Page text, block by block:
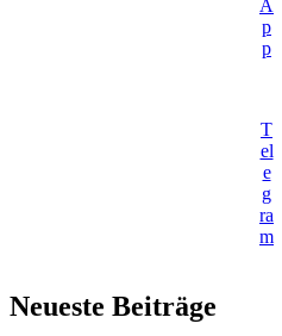
A
p
p
T
el
e
g
ra
m
Neueste Beiträge